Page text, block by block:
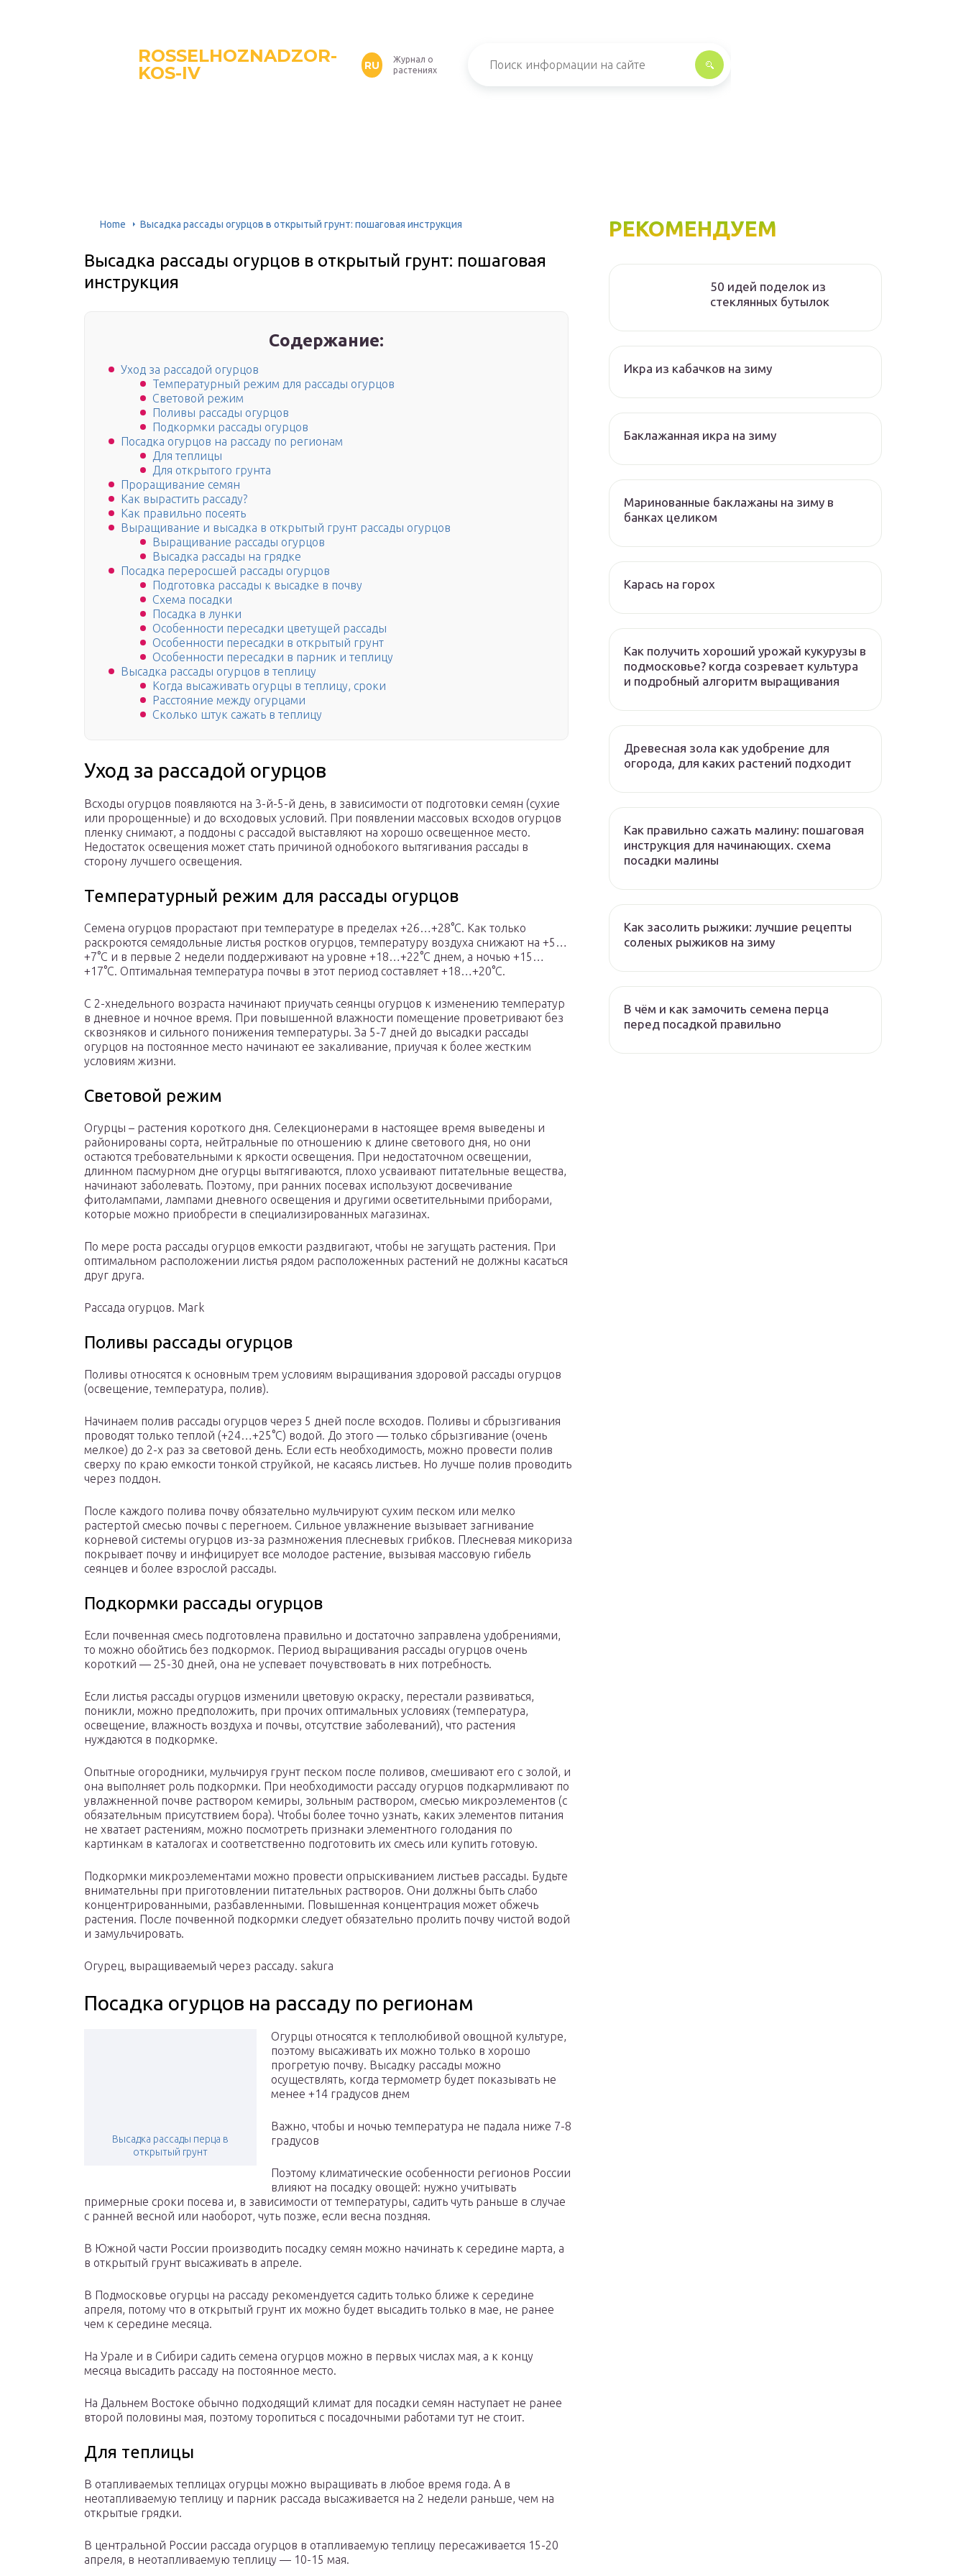
ROSSELHOZNADZOR-
KOS-IV
RU
Журнал о
растениях
Home Высадка рассады огурцов в открытый грунт: пошаговая инструкция
Высадка рассады огурцов в открытый грунт: пошаговая
инструкция
Содержание:
Уход за рассадой огурцов
Температурный режим для рассады огурцов
Световой режим
Поливы рассады огурцов
Подкормки рассады огурцов
Посадка огурцов на рассаду по регионам
Для теплицы
Для открытого грунта
Проращивание семян
Как вырастить рассаду?
Как правильно посеять
Выращивание и высадка в открытый грунт рассады огурцов
Выращивание рассады огурцов
Высадка рассады на грядке
Посадка переросшей рассады огурцов
Подготовка рассады к высадке в почву
Схема посадки
Посадка в лунки
Особенности пересадки цветущей рассады
Особенности пересадки в открытый грунт
Особенности пересадки в парник и теплицу
Высадка рассады огурцов в теплицу
Когда высаживать огурцы в теплицу, сроки
Расстояние между огурцами
Сколько штук сажать в теплицу
Уход за рассадой огурцов
Всходы огурцов появляются на 3-й-5-й день, в зависимости от подготовки семян (сухие
или пророщенные) и до всходовых условий. При появлении массовых всходов огурцов
пленку снимают, а поддоны с рассадой выставляют на хорошо освещенное место.
Недостаток освещения может стать причиной однобокого вытягивания рассады в
сторону лучшего освещения.
Температурный режим для рассады огурцов
Семена огурцов прорастают при температуре в пределах +26…+28°С. Как только
раскроются семядольные листья ростков огурцов, температуру воздуха снижают на +5…
+7°С и в первые 2 недели поддерживают на уровне +18…+22°С днем, а ночью +15…
+17°С. Оптимальная температура почвы в этот период составляет +18…+20°С.
С 2-хнедельного возраста начинают приучать сеянцы огурцов к изменению температур
в дневное и ночное время. При повышенной влажности помещение проветривают без
сквозняков и сильного понижения температуры. За 5-7 дней до высадки рассады
огурцов на постоянное место начинают ее закаливание, приучая к более жестким
условиям жизни.
Световой режим
Огурцы – растения короткого дня. Селекционерами в настоящее время выведены и
районированы сорта, нейтральные по отношению к длине светового дня, но они
остаются требовательными к яркости освещения. При недостаточном освещении,
длинном пасмурном дне огурцы вытягиваются, плохо усваивают питательные вещества,
начинают заболевать. Поэтому, при ранних посевах используют досвечивание
фитолампами, лампами дневного освещения и другими осветительными приборами,
которые можно приобрести в специализированных магазинах.
По мере роста рассады огурцов емкости раздвигают, чтобы не загущать растения. При
оптимальном расположении листья рядом расположенных растений не должны касаться
друг друга.
Рассада огурцов. Mark
Поливы рассады огурцов
Поливы относятся к основным трем условиям выращивания здоровой рассады огурцов
(освещение, температура, полив).
Начинаем полив рассады огурцов через 5 дней после всходов. Поливы и сбрызгивания
проводят только теплой (+24…+25°С) водой. До этого — только сбрызгивание (очень
мелкое) до 2-х раз за световой день. Если есть необходимость, можно провести полив
сверху по краю емкости тонкой струйкой, не касаясь листьев. Но лучше полив проводить
через поддон.
После каждого полива почву обязательно мульчируют сухим песком или мелко
растертой смесью почвы с перегноем. Сильное увлажнение вызывает загнивание
корневой системы огурцов из-за размножения плесневых грибков. Плесневая микориза
покрывает почву и инфицирует все молодое растение, вызывая массовую гибель
сеянцев и более взрослой рассады.
Подкормки рассады огурцов
Если почвенная смесь подготовлена правильно и достаточно заправлена удобрениями,
то можно обойтись без подкормок. Период выращивания рассады огурцов очень
короткий — 25-30 дней, она не успевает почувствовать в них потребность.
Если листья рассады огурцов изменили цветовую окраску, перестали развиваться,
поникли, можно предположить, при прочих оптимальных условиях (температура,
освещение, влажность воздуха и почвы, отсутствие заболеваний), что растения
нуждаются в подкормке.
Опытные огородники, мульчируя грунт песком после поливов, смешивают его с золой, и
она выполняет роль подкормки. При необходимости рассаду огурцов подкармливают по
увлажненной почве раствором кемиры, зольным раствором, смесью микроэлементов (с
обязательным присутствием бора). Чтобы более точно узнать, каких элементов питания
не хватает растениям, можно посмотреть признаки элементного голодания по
картинкам в каталогах и соответственно подготовить их смесь или купить готовую.
Подкормки микроэлементами можно провести опрыскиванием листьев рассады. Будьте
внимательны при приготовлении питательных растворов. Они должны быть слабо
концентрированными, разбавленными. Повышенная концентрация может обжечь
растения. После почвенной подкормки следует обязательно пролить почву чистой водой
и замульчировать.
Огурец, выращиваемый через рассаду. sakura
Посадка огурцов на рассаду по регионам
Высадка рассады перца в
открытый грунт
Огурцы относятся к теплолюбивой овощной культуре,
поэтому высаживать их можно только в хорошо
прогретую почву. Высадку рассады можно
осуществлять, когда термометр будет показывать не
менее +14 градусов днем
Важно, чтобы и ночью температура не падала ниже 7-8
градусов
Поэтому климатические особенности регионов России
влияют на посадку овощей: нужно учитывать
примерные сроки посева и, в зависимости от температуры, садить чуть раньше в случае
с ранней весной или наоборот, чуть позже, если весна поздняя.
В Южной части России производить посадку семян можно начинать к середине марта, а
в открытый грунт высаживать в апреле.
В Подмосковье огурцы на рассаду рекомендуется садить только ближе к середине
апреля, потому что в открытый грунт их можно будет высадить только в мае, не ранее
чем к середине месяца.
На Урале и в Сибири садить семена огурцов можно в первых числах мая, а к концу
месяца высадить рассаду на постоянное место.
На Дальнем Востоке обычно подходящий климат для посадки семян наступает не ранее
второй половины мая, поэтому торопиться с посадочными работами тут не стоит.
Для теплицы
В отапливаемых теплицах огурцы можно выращивать в любое время года. А в
неотапливаемую теплицу и парник рассада высаживается на 2 недели раньше, чем на
открытые грядки.
В центральной России рассада огурцов в отапливаемую теплицу пересаживается 15-20
апреля, в неотапливаемую теплицу — 10-15 мая.
РЕКОМЕНДУЕМ
50 идей поделок из
стеклянных бутылок
Икра из кабачков на зиму
Баклажанная икра на зиму
Маринованные баклажаны на зиму в
банках целиком
Карась на горох
Как получить хороший урожай кукурузы в
подмосковье? когда созревает культура
и подробный алгоритм выращивания
Древесная зола как удобрение для
огорода, для каких растений подходит
Как правильно сажать малину: пошаговая
инструкция для начинающих. схема
посадки малины
Как засолить рыжики: лучшие рецепты
соленых рыжиков на зиму
В чём и как замочить семена перца
перед посадкой правильно